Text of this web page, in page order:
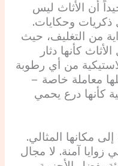
أن الأثاث ليس
وحكايات.
من التغليف، حيث
كأنها دثار
من أي رطوبة
معاملة خاصة –
كأنها درع يحمي
مكانها المثالي.
زوايا آمنة. لا مجال